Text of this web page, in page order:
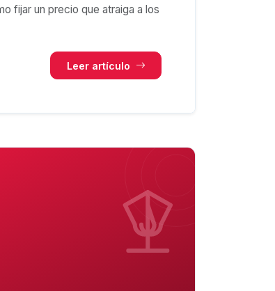
fijar un precio que atraiga a los
Leer artículo